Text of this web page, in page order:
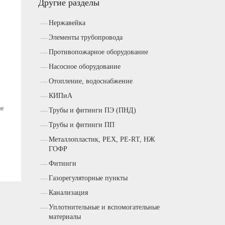
Другие разделы
Нержавейка
Элементы трубопровода
Противопожарное оборудование
Насосное оборудование
Отопление, водоснабжение
КИПиА
Трубы и фитинги ПЭ (ПНД)
Трубы и фитинги ПП
Металлопластик, РЕХ, РЕ-RТ, НЖ
ГОФР
Фитинги
Газорегуляторные пункты
Канализация
Уплотнительные и вспомогательные
материалы